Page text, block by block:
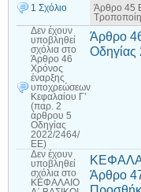
1 Σχόλιο
Άρθρο 45
Δεν έχουν
υποβληθεί
σχόλια στο
Άρθρο 46
Χρόνος
έναρξης
υποχρεώσεων
Κεφαλαίου Γ’
(παρ. 2
άρθρου 5
Οδηγίας
2022/2464/
ΕΕ)
Άρθρο
Δεν έχουν
υποβληθεί
σχόλια στο
ΚΕΦΑΛΑΙΟ
Άρθρο